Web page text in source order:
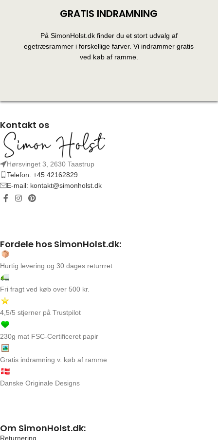
GRATIS INDRAMNING
På SimonHolst.dk finder du et stort udvalg af
egetræsrammer i forskellige farver. Vi indrammer gratis
ved køb af ramme.
Kontakt os
Hørsvinget 3, 2630 Taastrup
Telefon: +45 42162829
E-mail: kontakt@simonholst.dk
Fordele hos SimonHolst.dk:
Hurtig levering og 30 dages returrret
Fri fragt ved køb over 500 kr.
4,5/5 stjerner på Trustpilot
230g mat FSC-Certificeret papir
Gratis indramning v. køb af ramme
Danske Originale Designs
Om SimonHolst.dk:
Returnering